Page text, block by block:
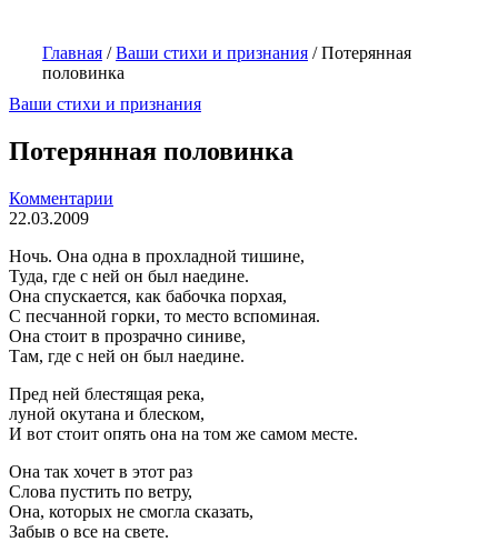
Главная /Ваши стихи и признания /Потерянная
половинка
Ваши стихи и признания
Потерянная половинка
Комментарии
22.03.2009
Ночь. Она одна в прохладной тишине,
Туда, где с ней он был наедине.
Она спускается, как бабочка порхая,
С песчанной горки, то место вспоминая.
Она стоит в прозрачно синиве,
Там, где с ней он был наедине.
Пред ней блестящая река,
луной окутана и блеском,
И вот стоит опять она на том же самом месте.
Она так хочет в этот раз
Слова пустить по ветру,
Она, которых не смогла сказать,
Забыв о все на свете.